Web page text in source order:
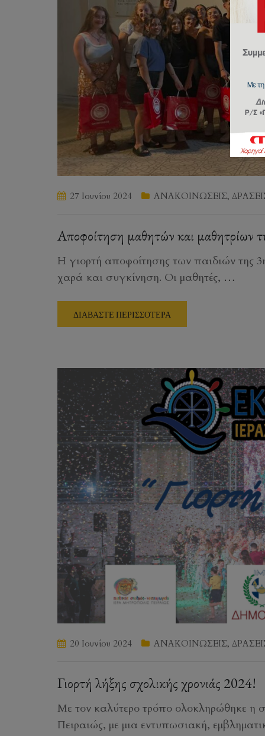
27 Ιουνίου 2024 ΑΝΑΚΟΙΝΩΣΕΙΣ,
Αποφοίτηση μαθητών και μαθητρίων
Η γιορτή αποφοίτησης των παιδιών της
χαρά και συγκίνηση. Οι μαθητές, …
ΔΙΑΒΑΣΤΕ ΠΕΡΙΣΣΟΤΕΡΑ
20 Ιουνίου 2024 ΑΝΑΚΟΙΝΩΣΕΙΣ,
Γιορτή λήξης σχολικής χρονιάς 2024!
Με τον καλύτερο τρόπο ολοκληρώθηκε η
Πειραιώς, με μια εντυπωσιακή,